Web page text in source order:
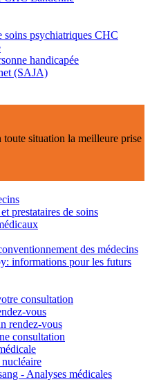
soins psychiatriques CHC
handicapée
(SAJA)
toute situation la meilleure prise
prestataires de soins
des médecins
informations pour les futurs
consultation
vous
rendez-vous
consultation
- Analyses médicales